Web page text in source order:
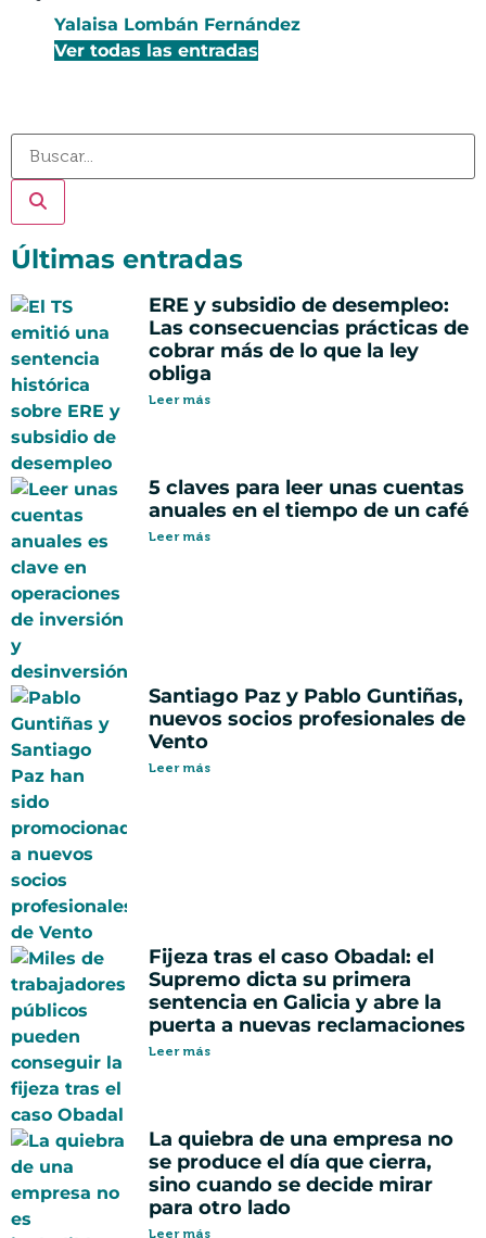
Yalaisa Lombán Fernández
Ver todas las entradas
Últimas entradas
ERE y subsidio de desempleo:
Las consecuencias prácticas de
cobrar más de lo que la ley
obliga
Leer más
5 claves para leer unas cuentas
anuales en el tiempo de un café
Leer más
Santiago Paz y Pablo Guntiñas,
nuevos socios profesionales de
Vento
Leer más
Fijeza tras el caso Obadal: el
Supremo dicta su primera
sentencia en Galicia y abre la
puerta a nuevas reclamaciones
Leer más
La quiebra de una empresa no
se produce el día que cierra,
sino cuando se decide mirar
para otro lado
Leer más